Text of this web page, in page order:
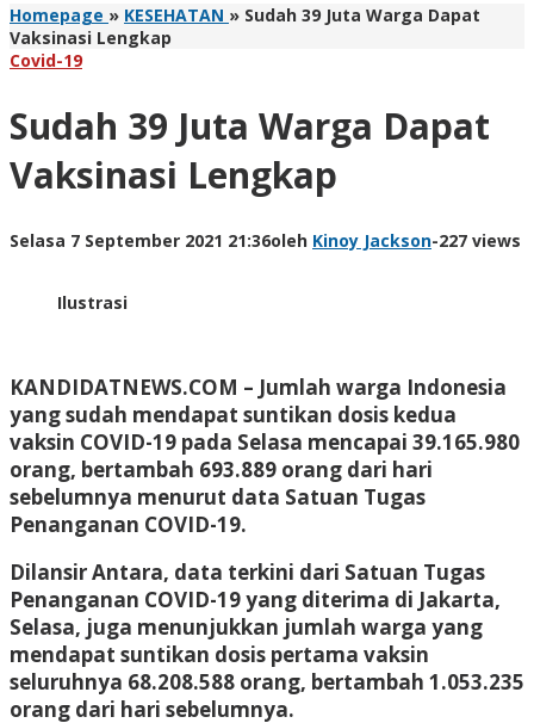
Homepage » KESEHATAN » Sudah 39 Juta Warga Dapat
Vaksinasi Lengkap
Covid-19
Sudah 39 Juta Warga Dapat
Vaksinasi Lengkap
Selasa 7 September 2021 21:36oleh Kinoy Jackson-227 views
Ilustrasi
KANDIDATNEWS.COM – Jumlah warga Indonesia
yang sudah mendapat suntikan dosis kedua
vaksin COVID-19 pada Selasa mencapai 39.165.980
orang, bertambah 693.889 orang dari hari
sebelumnya menurut data Satuan Tugas
Penanganan COVID-19.
Dilansir Antara, data terkini dari Satuan Tugas
Penanganan COVID-19 yang diterima di Jakarta,
Selasa, juga menunjukkan jumlah warga yang
mendapat suntikan dosis pertama vaksin
seluruhnya 68.208.588 orang, bertambah 1.053.235
orang dari hari sebelumnya.